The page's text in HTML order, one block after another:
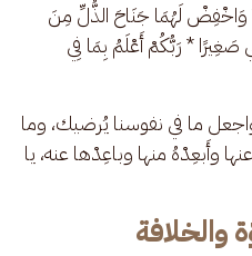
* وَاخْفِضْ لَهُمَا جَنَاحَ الذُّلِّ مِنَ
صَغِيرًا * رَبُّكُمْ أَعْلَمُ بِمَا فِي
واجعل ما في نفوسنا يُرضيك، وما
وأَبعِدْهُ منها وباعِدْها عنه، يا
والخلافة